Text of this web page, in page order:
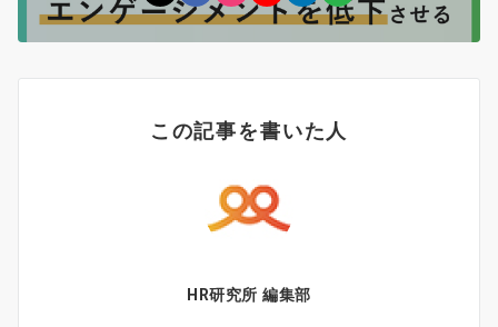
この記事を書いた人
HR研究所 編集部